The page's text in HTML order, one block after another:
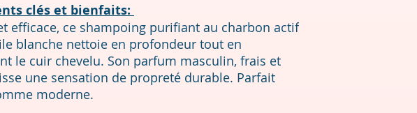
clés et bienfaits:
efficace, ce shampoing purifiant au charbon actif
blanche nettoie en profondeur tout en
le cuir chevelu. Son parfum masculin, frais et
une sensation de propreté durable. Parfait
moderne.